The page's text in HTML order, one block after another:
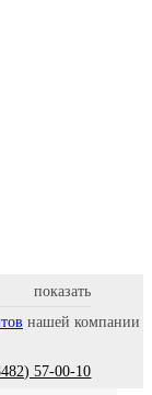
нашей компании
57-00-10